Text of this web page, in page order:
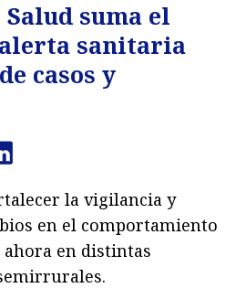
suma el
sanitaria
casos y
la vigilancia y
en el comportamiento
en distintas